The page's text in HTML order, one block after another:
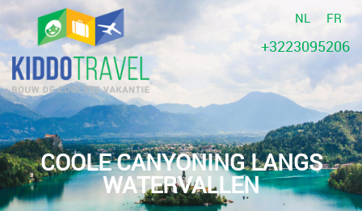
NL FR
+3223095206
COOLE CANYONING LANGS
WATERVALLEN